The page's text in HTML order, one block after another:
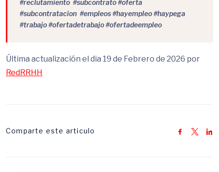
#reclutamiento #subcontrato #oferta
#subcontratacion #empleos #hayempleo #haypega
#trabajo #ofertadetrabajo #ofertadeempleo
Última actualización el dia 19 de Febrero de 2026 por
RedRRHH
Comparte este articulo